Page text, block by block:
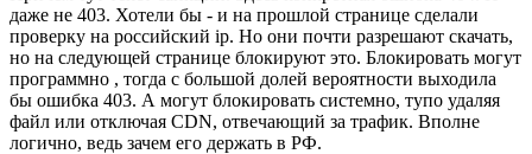
даже не 403. Хотели бы - и на прошлой странице сделали
проверку на российский ip. Но они почти разрешают скачать,
но на следующей странице блокируют это. Блокировать могут
программно , тогда с большой долей вероятности выходила
бы ошибка 403. А могут блокировать системно, тупо удаляя
файл или отключая CDN, отвечающий за трафик. Вполне
логично, ведь зачем его держать в РФ.